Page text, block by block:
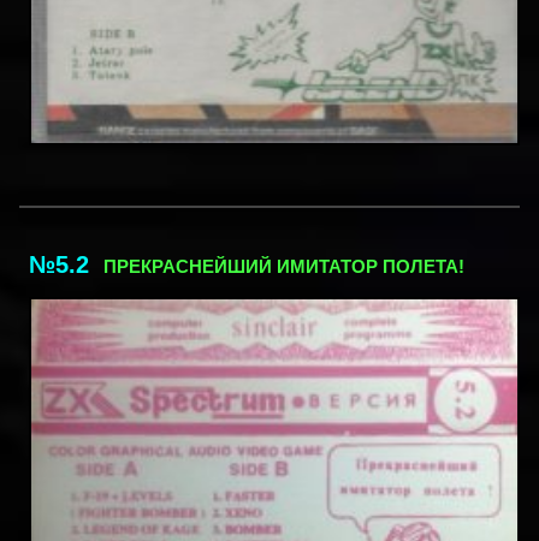
№5.2 ПРЕКРАСНЕЙШИЙ ИМИТАТОР ПОЛЕТА!